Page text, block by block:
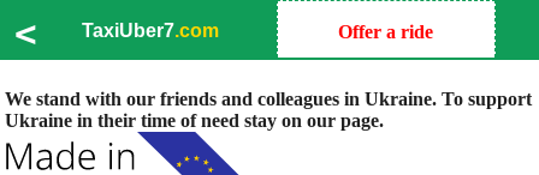
< TaxiUber7.com Offer a ride
We stand with our friends and colleagues in Ukraine. To support
Ukraine in their time of need stay on our page.